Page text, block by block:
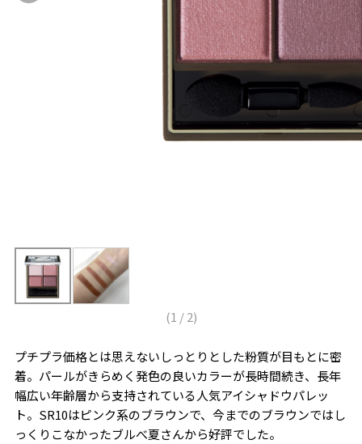
(1 /2)
プチプラ価格とは思えないしっとりとした粉質が目もとに密
着。パールがきらめく発色の良いカラーが長時間続き、長年
幅広い年齢層から支持されている人気アイシャドウパレッ
ト。SR10はピンク系のブラウンで、今までのブラウンではし
っくりこなかったブルべ夏さんから好評でした。